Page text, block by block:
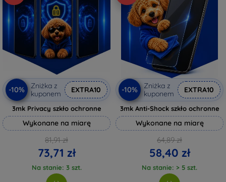
-10%
Zniżka z
kuponem
EXTRA10
3mk Privacy szkło ochronne
Wykonane na miarę
81,91 zł
73,71 zł
Na stanie: 3 szt.
-10%
Zniżka z
kuponem
EXTRA10
3mk Anti-Shock szkło ochronne
Wykonane na miarę
64,89 zł
58,40 zł
Na stanie: > 5 szt.